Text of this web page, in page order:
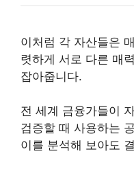
이처럼 각 자산들은
렷하게 서로 다른 매
잡아줍니다.
전 세계 금융가들이
검증할 때 사용하는
이를 분석해 보아도